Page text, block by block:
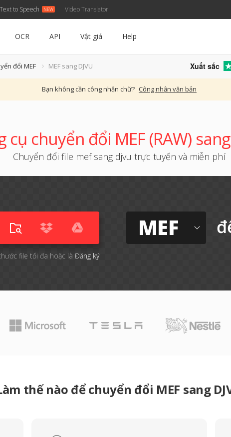
Text to Speech Video Translator
OCR API Vật giá Help
đổi MEF MEF sang DJVU Xuất sắc
Bạn không cần công nhận chữ? Công nhận văn bản
cụ chuyển đổi MEF (RAW) sang
Chuyển đổi file mef sang djvu trực tuyến và miễn phí
file tối đa hoặc là Đăng ký
MEF
thế nào để chuyển đổi MEF sang